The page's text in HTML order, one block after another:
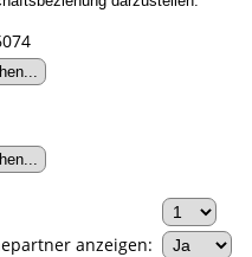
anzeigen: